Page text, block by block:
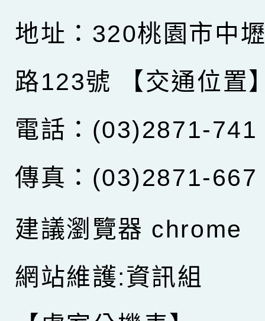
地址：320桃園市中
路123號
【交通位置
電話：(03)2871-741
傳真：(03)2871-667
建議瀏覽器 chrome
網站維護:資訊組